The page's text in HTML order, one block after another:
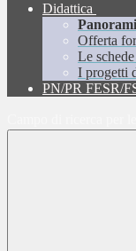
Didattica
Offerta
Le
I progetti
PN/PR FESR/